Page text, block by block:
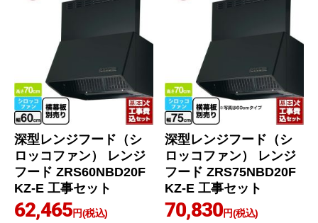
深型レンジフード（シ
ロッコファン） レンジ
フード ZRS60NBD20F
KZ-E 工事セット
62,465円(税込)
深型レンジフード（シ
ロッコファン） レンジ
フード ZRS75NBD20F
KZ-E 工事セット
70,830円(税込)